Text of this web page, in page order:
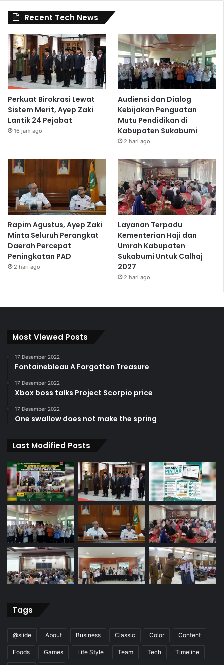
Recent Tech News
Perkuat Birokrasi Lewat
Sistem Merit, Ayep Zaki
Lantik 24 Pejabat
16 jam ago
Audiensi dan Dialog
Kebijakan Penguatan
Mutu Pendidikan di
Kabupaten Sukabumi
2 hari ago
Rapim Agustus, Ayep Zaki
Minta Seluruh Perangkat
Daerah Percepat
Peningkatan PAD
2 hari ago
Layanan Terpadu
Kementerian Haji dan
Umrah Kabupaten
Sukabumi Untuk Calhaj
2027
2 hari ago
Most Viewed Posts
17 Desember 2022
Fontainebleau A Forgotten Treasure
17 Desember 2022
Xbox boss talks Project Scorpio price
17 Desember 2022
One swallow does not make the spring
Last Modified Posts
Tags
@slide About Business Classic Color Content
Foods Games Life Style Team Tech Timeline